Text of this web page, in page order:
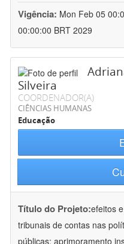
Vigência: Mon Feb 05
00:00:00 BRT 2029
Silveira
COORDENADOR(A)
CIÊNCIAS HUMANAS
Educação
Título do Projeto:efeitos
tribunais de contas nas
públicas: aprimoramento